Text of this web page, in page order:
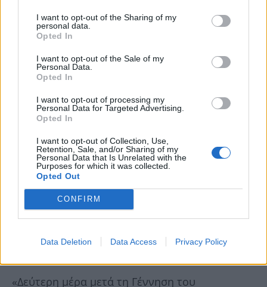
I want to opt-out of the Sharing of my
personal data.
Opted In
I want to opt-out of the Sale of my
Personal Data.
Opted In
I want to opt-out of processing my
Personal Data for Targeted Advertising.
Opted In
I want to opt-out of Collection, Use,
Retention, Sale, and/or Sharing of my
Personal Data that Is Unrelated with the
Purposes for which it was collected.
Opted Out
CONFIRM
Data Deletion Data Access Privacy Policy
Η ανακοίνωση της Α.Ε. Ηρακλείου:
«Δεύτερη μέρα μετά τη Γέννηση του